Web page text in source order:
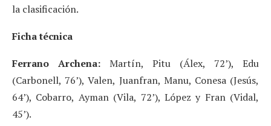
la clasificación.
Ficha técnica
Ferrano Archena: Martín, Pitu (Álex, 72’), Edu
(Carbonell, 76’), Valen, Juanfran, Manu, Conesa (Jesús,
64’), Cobarro, Ayman (Vila, 72’), López y Fran (Vidal,
45’).